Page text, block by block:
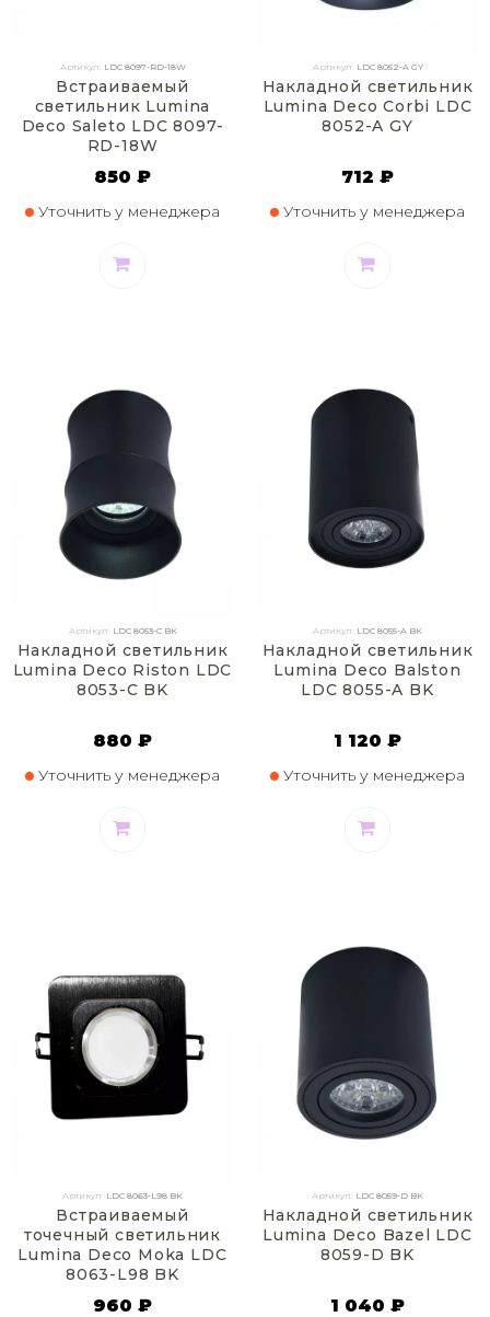
Артикул: LDC 8097-RD-18W
Встраиваемый
светильник Lumina
Deco Saleto LDC 8097-
RD-18W
850 ₽
Уточнить у менеджера
Артикул: LDC 8052-A GY
Накладной светильник
Lumina Deco Corbi LDC
8052-A GY
712 ₽
Уточнить у менеджера
Артикул: LDC 8053-C BK
Накладной светильник
Lumina Deco Riston LDC
8053-C BK
880 ₽
Уточнить у менеджера
Артикул: LDC 8055-A BK
Накладной светильник
Lumina Deco Balston
LDC 8055-A BK
1 120 ₽
Уточнить у менеджера
Артикул: LDC 8063-L98 BK
Встраиваемый
точечный светильник
Lumina Deco Moka LDC
8063-L98 BK
960 ₽
Артикул: LDC 8059-D BK
Накладной светильник
Lumina Deco Bazel LDC
8059-D BK
1 040 ₽